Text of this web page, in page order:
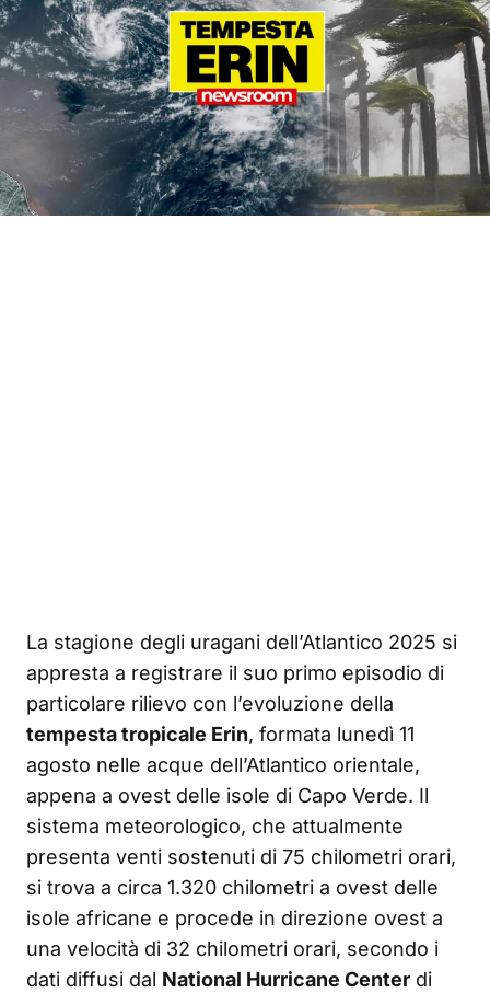
La stagione degli uragani dell’Atlantico 2025 si
appresta a registrare il suo primo episodio di
particolare rilievo con l’evoluzione della
tempesta tropicale Erin, formata lunedì 11
agosto nelle acque dell’Atlantico orientale,
appena a ovest delle isole di Capo Verde. Il
sistema meteorologico, che attualmente
presenta venti sostenuti di 75 chilometri orari,
si trova a circa 1.320 chilometri a ovest delle
isole africane e procede in direzione ovest a
una velocità di 32 chilometri orari, secondo i
dati diffusi dal National Hurricane Center di